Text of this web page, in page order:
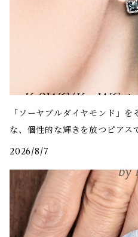
「ソーヤブルダイヤモンド」
な、個性的な輝きを放つピアス
2026/8/7